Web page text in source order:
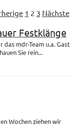
1 2 3 Nächste
Festklänge
das mdr-Team u.a. Gast
Sie rein...
Wochen ziehen wir